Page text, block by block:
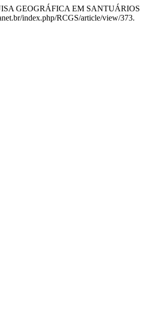
GEOGRÁFICA EM SANTUÁRIOS
index.php/RCGS/article/view/373.